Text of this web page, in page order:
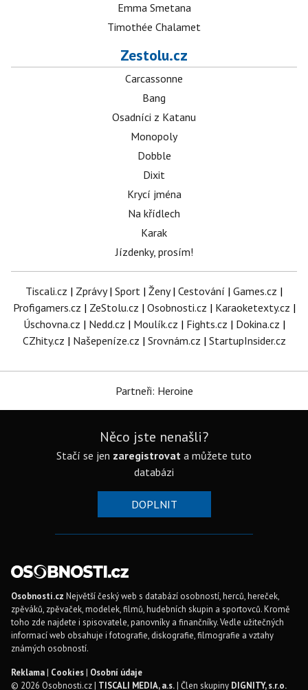
Emma Smetana
Timothée Chalamet
Zestolu.cz
Carcassonne
Bang
Osadníci z Katanu
Monopoly
Dobble
Dixit
Krycí jména
Na křídlech
Karak
Jízdenky, prosím!
Tiscali.cz | Zprávy| Sport | Ženy| Cestování | Games.cz |
Profigamers.cz | ZeStolu.cz | Osobnosti.cz | Karaoketexty.cz |
Úschovna.cz | Nedd.cz | Moulík.cz | Fights.cz | Dokina.cz |
CZhity.cz | Našepeníze.cz | Srovnám.cz | StartupInsider.cz
Partneři: Heroine
Něco jste nenašli?
Stačí se jen zaregistrovat a můžete tuto
databázi
DOPLNIT
Osobnosti.cz Největší český web s databází osobností, herců, hereček,
zpěváků, zpěvaček, modelek, filmů, hudebních skupin a sportovců. Kromě
toho zde najdete i spisovatele, panovníky a finančníky. Vedle užitečných
informací web obsahuje i fotografie, diskografie, filmografie a vztahy
známých osobností.
Reklama| Cookies| Osobní údaje
© 2026 Osobnosti.cz | TISCALI MEDIA, a.s.| Člen skupiny DIGNITY, s.r.o.